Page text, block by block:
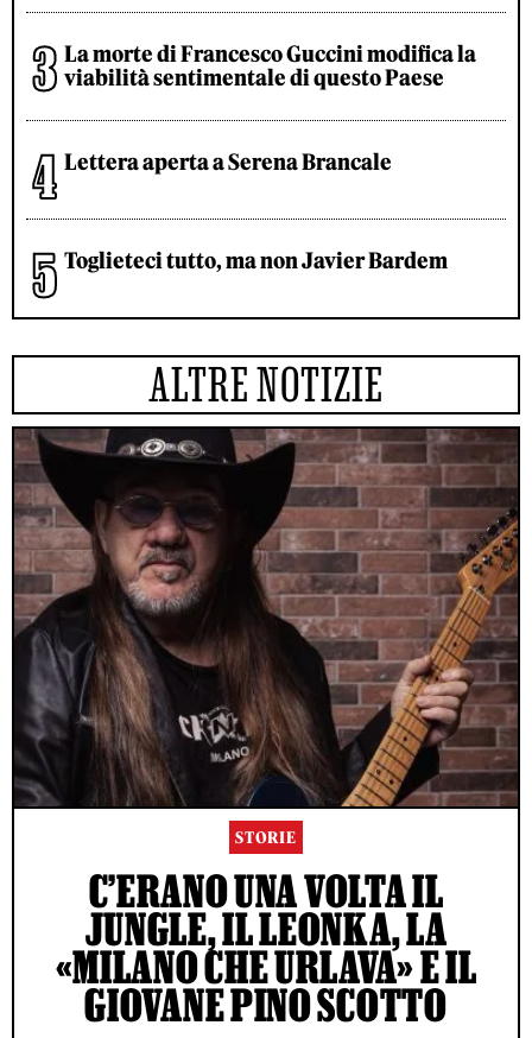
La morte di Francesco Guccini modifica la
viabilità sentimentale di questo Paese
Lettera aperta a Serena Brancale
Toglieteci tutto, ma non Javier Bardem
ALTRE NOTIZIE
STORIE
C’ERANO UNA VOLTA IL
JUNGLE, IL LEONKA, LA
«MILANO CHE URLAVA» E IL
GIOVANE PINO SCOTTO